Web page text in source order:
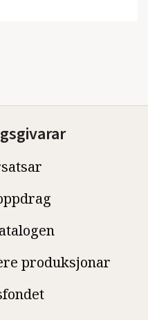
produksjonar